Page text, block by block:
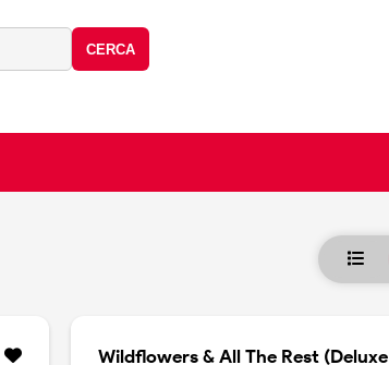
CERCA
Wildflowers & All The Rest (Deluxe